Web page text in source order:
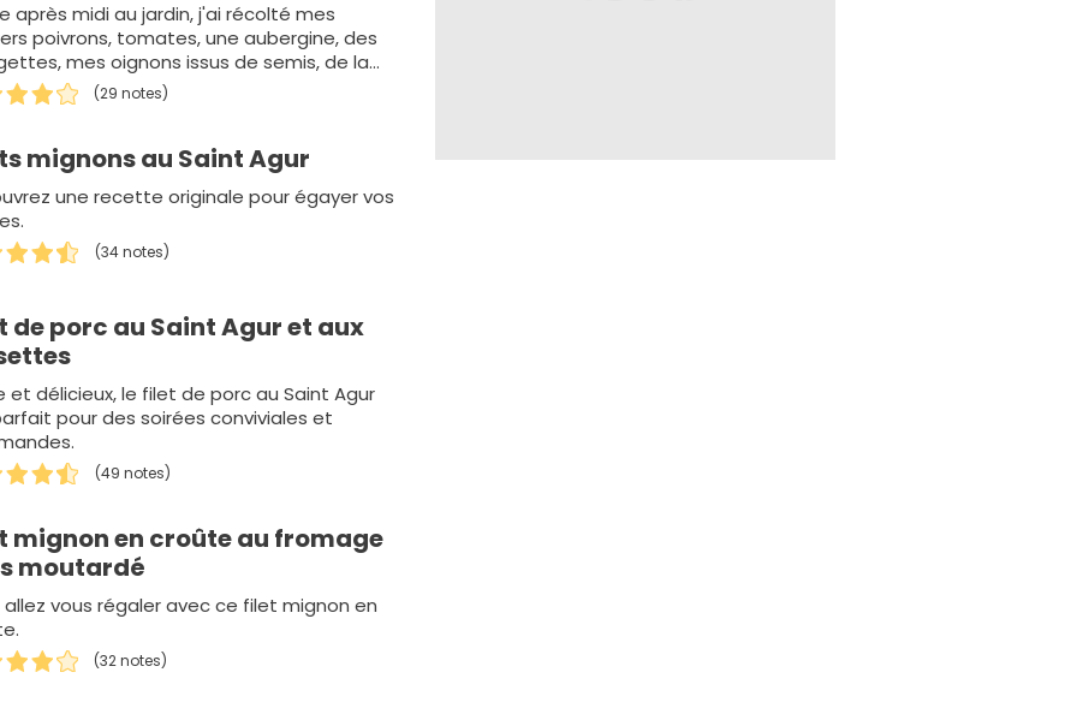
après midi au jardin, j'ai récolté mes
poivrons, tomates, une aubergine, des
mes oignons issus de semis, de la
en graines, du t…
(29 notes)
mignons au Saint Agur
une recette originale pour égayer vos
(34 notes)
de porc au Saint Agur et aux
et délicieux, le filet de porc au Saint Agur
pour des soirées conviviales et
(49 notes)
mignon en croûte au fromage
moutardé
allez vous régaler avec ce filet mignon en
(32 notes)